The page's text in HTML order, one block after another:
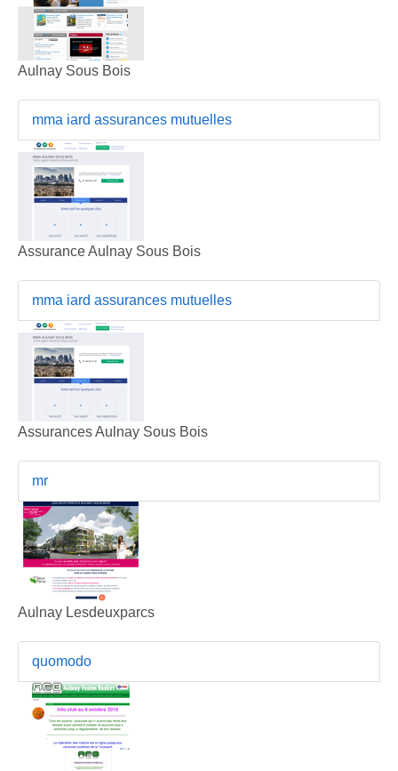
Aulnay Sous Bois
mma iard assurances mutuelles
Assurance Aulnay Sous Bois
mma iard assurances mutuelles
Assurances Aulnay Sous Bois
mr
Aulnay Lesdeuxparcs
quomodo